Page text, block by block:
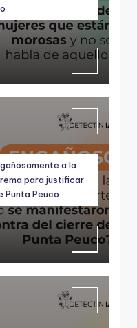
a la
para justificar
Punta Peuco